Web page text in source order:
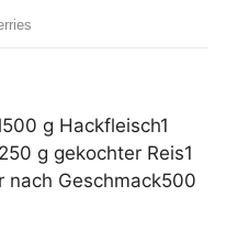
g Hackfleisch1
g gekochter Reis1
nach Geschmack500